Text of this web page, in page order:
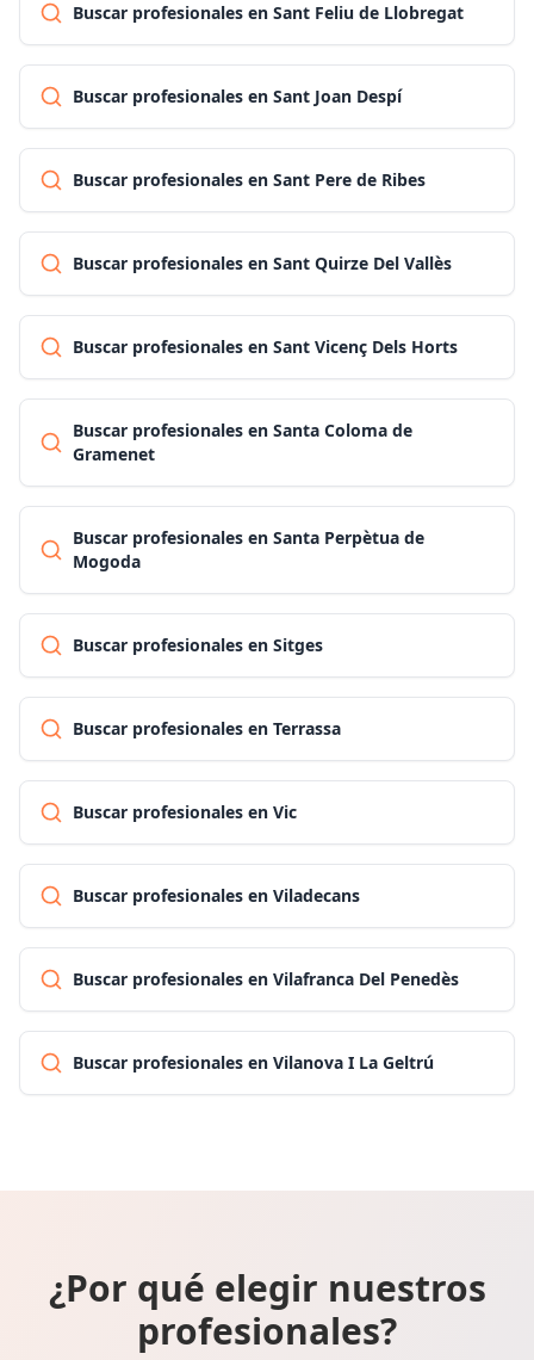
Buscar profesionales en Sant Feliu de Llobregat
Buscar profesionales en Sant Joan Despí
Buscar profesionales en Sant Pere de Ribes
Buscar profesionales en Sant Quirze Del Vallès
Buscar profesionales en Sant Vicenç Dels Horts
Buscar profesionales en Santa Coloma de
Gramenet
Buscar profesionales en Santa Perpètua de
Mogoda
Buscar profesionales en Sitges
Buscar profesionales en Terrassa
Buscar profesionales en Vic
Buscar profesionales en Viladecans
Buscar profesionales en Vilafranca Del Penedès
Buscar profesionales en Vilanova I La Geltrú
¿Por qué elegir nuestros
profesionales?